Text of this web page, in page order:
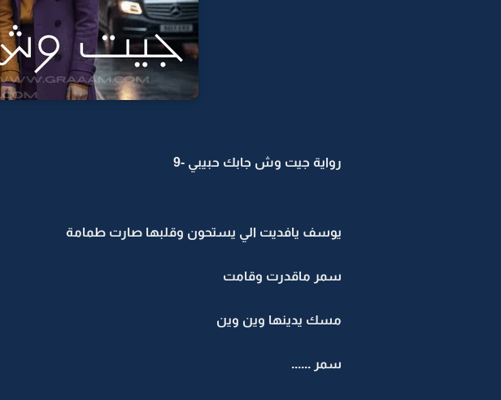
رواية جيت وش جابك حبيبي -9
يوسف يافديت الي يستحون وقلبها صارت طمامة
سمر ماقدرت وقامت
مسك يدينها وين وين
سمر ......